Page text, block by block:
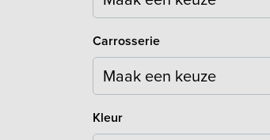
Carrosserie
Maak een keuze
Kleur